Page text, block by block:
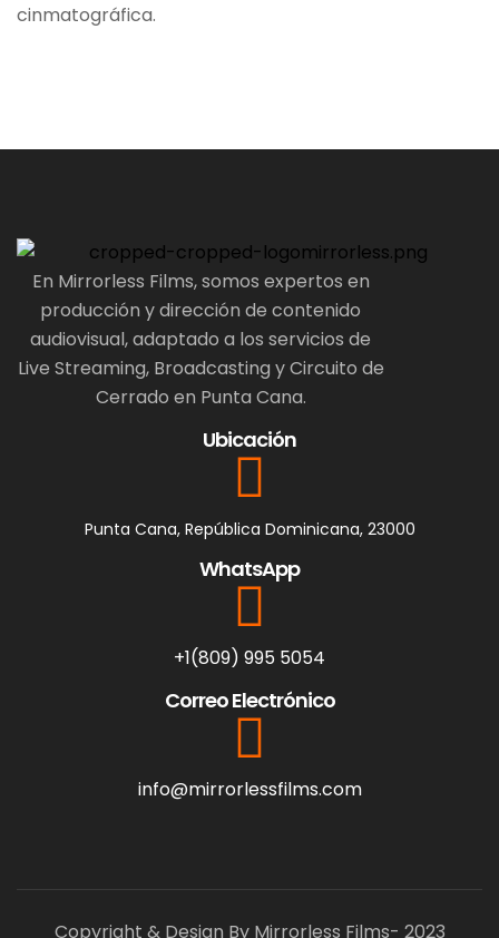
cinmatográfica.
En Mirrorless Films, somos expertos en
producción y dirección de contenido
audiovisual, adaptado a los servicios de
Live Streaming, Broadcasting y Circuito de
Cerrado en Punta Cana.
Ubicación
Punta Cana, República Dominicana, 23000
WhatsApp
+1(809) 995 5054
Correo Electrónico
info@mirrorlessfilms.com
Copyright & Design By Mirrorless Films- 2023